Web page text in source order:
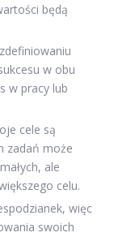
będą
w obu
w pracy lub
cele są
zadań może
ale
celu.
więc
swoich